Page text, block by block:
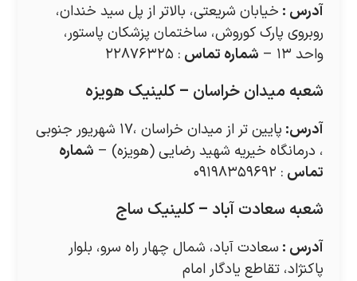
آدرس : خیابان شریعتی، بالاتر از پل سید خندان،
روبروی پارک کوروش، ساختمان پزشکان پاستور،
واحد ۱۳ –
شماره تماس : ۲۲۸۷۶۳۲۵
شعبه میدان خراسان – کلینیک هویزه
آدرس:
پایین تر از میدان خراسان ،۱۷ شهریور جنوبی
، درمانگاه خیریه شهید رضایی (هویزه) – شماره
تماس : ۰۹۱۹۸۳۵۹۶۹۲
شعبه سعادت آباد – کلینیک ساج
آدرس : سعادت آباد، شمال چهار راه سرو، بلوار
پاکنژاد، تقاطع یادگار امام